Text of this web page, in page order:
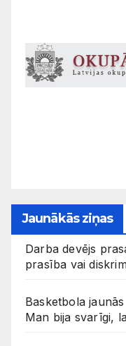
Jaunākās ziņas
Darba devējs
prasība vai
Basketbola
Man bija svarīgi,